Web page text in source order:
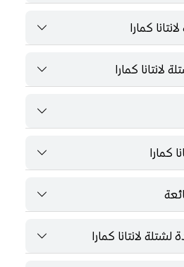
كمارا
لانتانا كمارا
كمارا
لانتانا كمارا